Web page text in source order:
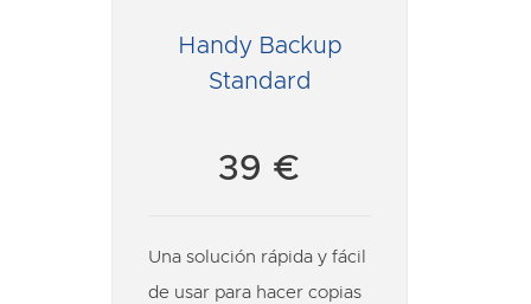
Handy Backup
Standard
39 €
Una solución rápida y fácil
de usar para hacer copias